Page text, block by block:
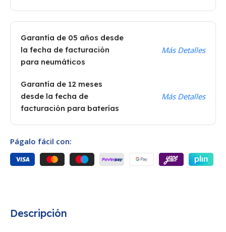
Descripción
Garantía de 05 años desde
la fecha de facturación
para neumáticos
Más Detalles
Garantía de 12 meses
desde la fecha de
facturación para baterías
Más Detalles
Págalo fácil con: